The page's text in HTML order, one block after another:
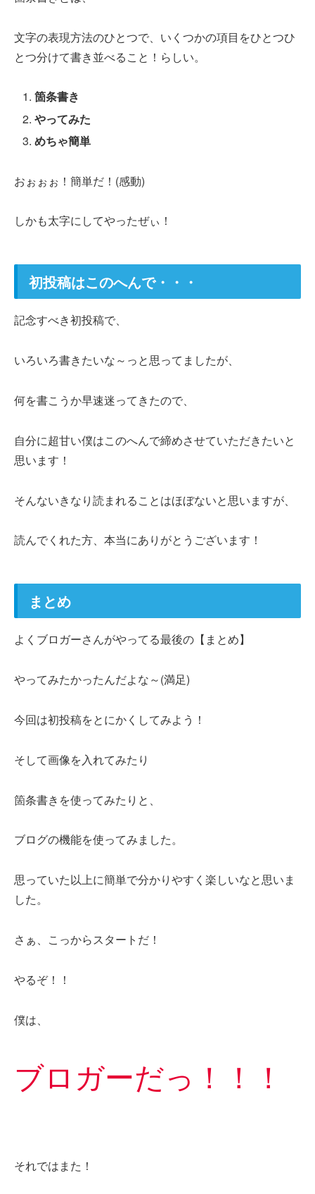
文字の表現方法のひとつで、いくつかの項目をひとつひ
とつ分けて書き並べること！らしい。
箇条書き
やってみた
めちゃ簡単
おぉぉぉ！簡単だ！(感動)
しかも太字にしてやったぜぃ！
初投稿はこのへんで・・・
記念すべき初投稿で、
いろいろ書きたいな～っと思ってましたが、
何を書こうか早速迷ってきたので、
自分に超甘い僕はこのへんで締めさせていただきたいと
思います！
そんないきなり読まれることはほぼないと思いますが、
読んでくれた方、本当にありがとうございます！
まとめ
よくブロガーさんがやってる最後の【まとめ】
やってみたかったんだよな～(満足)
今回は初投稿をとにかくしてみよう！
そして画像を入れてみたり
箇条書きを使ってみたりと、
ブログの機能を使ってみました。
思っていた以上に簡単で分かりやすく楽しいなと思いま
した。
さぁ、こっからスタートだ！
やるぞ！！
僕は、
ブロガーだっ！！！
それではまた！